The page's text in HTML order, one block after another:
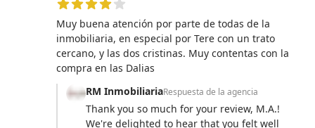
4 de 5 estrellas
Muy buena atención por parte de todas de la
inmobiliaria, en especial por Tere con un trato
cercano, y las dos cristinas. Muy contentas con la
compra en las Dalias
RM InmobiliariaRespuesta de la agencia
Thank you so much for your review, M.A.!
We're delighted to hear that you felt well